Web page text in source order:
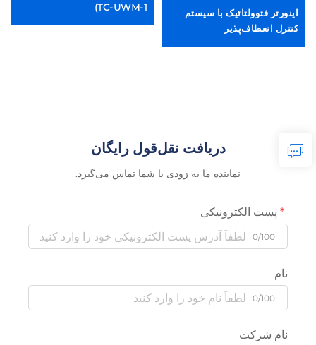
اینورتر فتوولتائیک با سیستم
کنترل انعطاف‌پذیر
TC-UWM-1)
دریافت نقل‌قول رایگان
نماینده ما به زودی با شما تماس می‌گیرد.
پست الکترونیکی
0/100
نام
0/100
نام شرکت